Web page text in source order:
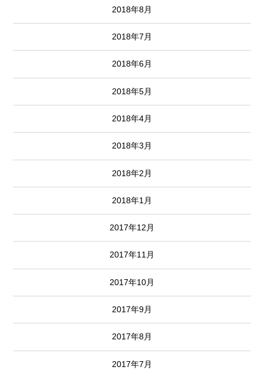
2018年8月
2018年7月
2018年6月
2018年5月
2018年4月
2018年3月
2018年2月
2018年1月
2017年12月
2017年11月
2017年10月
2017年9月
2017年8月
2017年7月